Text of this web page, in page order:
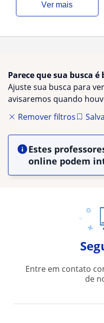
ver mais
Parece que sua busca
Ajuste sua busca para
avisaremos quando
Remover filtros
Estes
online podem
Entre em contato
de